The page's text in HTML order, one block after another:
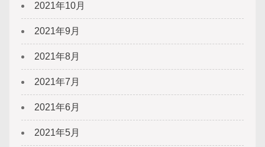
2021年10月
2021年9月
2021年8月
2021年7月
2021年6月
2021年5月